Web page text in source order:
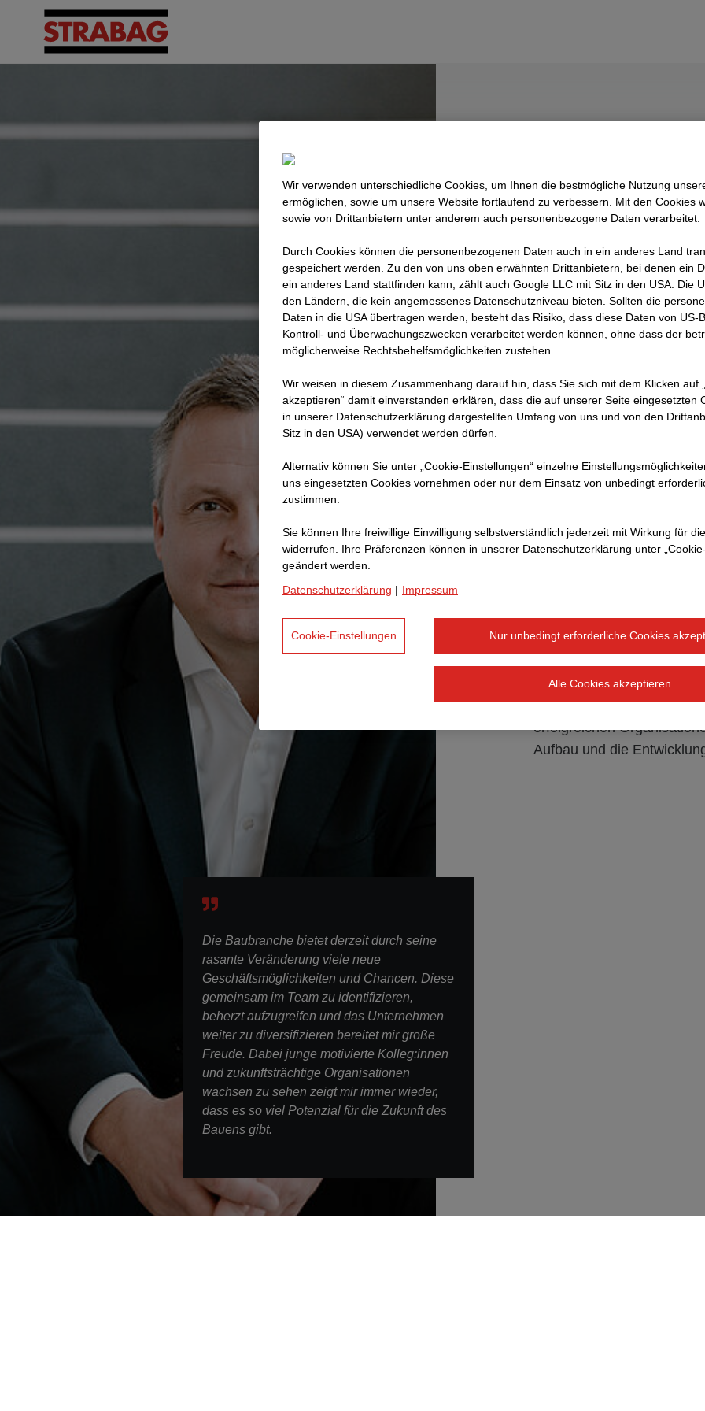
Die Baubranche bietet derzeit durch seine
rasante Veränderung viele neue
Geschäftsmöglichkeiten und Chancen. Diese
gemeinsam im Team zu identifizieren,
beherzt aufzugreifen und das Unternehmen
weiter zu diversifizieren bereitet mir große
Freude. Dabei junge motivierte Kolleg:innen
und zukunftsträchtige Organisationen
wachsen zu sehen zeigt mir immer wieder,
dass es so viel Potenzial für die Zukunft des
Bauens gibt.
Matthias
Vorstandsmitglied der
Name:
Eintritt:
Matthias Loimayr startete
Bereich M&A in
Development / M&A in
neu gegründete Direktion
aufbaute. Diese
Ziel, STRABAG in
Elektrotechnik und
er als kaufmännischer
damit auch als Mitglied
Durch seine Erfahrung
gesamten
erfolgreichen
Aufbau und die
Wir verwenden unterschiedliche Cookies, um Ihnen die best­mögliche Nutzung
ermöglichen, sowie um unsere Website fortlaufend zu verbessern. Mit den Cookies
sowie von Drittanbietern unter anderem auch personenbezogene Daten verarbeitet.
Durch Cookies können die personenbezogenen Daten auch in ein anderes Land
gespeichert werden. Zu den von uns oben erwähnten Drittanbietern, bei denen ein
ein anderes Land stattfinden kann, zählt auch Google LLC mit Sitz in den USA. Die
den Ländern, die kein angemessenes Datenschutzniveau bieten. Sollten die
Daten in die USA übertragen werden, besteht das Risiko, dass diese Daten von US-
Kontroll- und Überwachungszwecken verarbeitet werden können, ohne dass der
möglicherweise Rechtsbehelfsmöglichkeiten zustehen.
Wir weisen in diesem Zusammenhang darauf hin, dass Sie sich mit dem Klicken auf
akzeptieren“ damit ein­ver­standen erklären, dass die auf unserer Seite eingesetzten
in unserer Datenschutzerklärung dargestellten Umfang von uns und von den
Sitz in den USA) verwendet werden dürfen.
Alternativ können Sie unter „Cookie-Einstellungen“ einzelne
uns eingesetzten Cookies vornehmen oder nur dem Einsatz von unbedingt
zustimmen.
Sie können Ihre freiwillige Einwilligung selbstverständlich jederzeit mit Wirkung für
widerrufen. Ihre Prä­fe­renzen können in unserer Datenschutzerklärung unter
geändert werden.
Datenschutzerklärung | Impressum
Nur unbedingt erforderliche Cookies
Alle Cookies akzeptieren
Cookie-Einstellungen